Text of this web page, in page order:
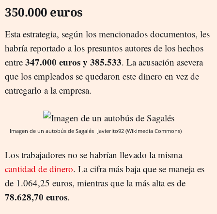
350.000 euros
Esta estrategia, según los mencionados documentos, les
habría reportado a los presuntos autores de los hechos
entre 347.000 euros y 385.533. La acusación asevera
que los empleados se quedaron este dinero en vez de
entregarlo a la empresa.
Imagen de un autobús de Sagalés Javierito92 (Wikimedia Commons)
Los trabajadores no se habrían llevado la misma
cantidad de dinero. La cifra más baja que se maneja es
de 1.064,25 euros, mientras que la más alta es de
78.628,70 euros.